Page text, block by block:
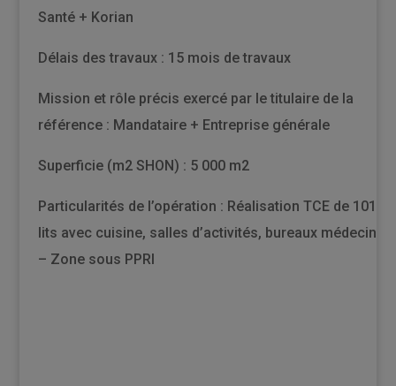
Santé + Korian
Délais des travaux : 15 mois de travaux
Mission et rôle précis exercé par le titulaire de la
référence : Mandataire + Entreprise générale
Superficie (m2 SHON) : 5 000 m2
Particularités de l’opération : Réalisation TCE de 101
lits avec cuisine, salles d’activités, bureaux médecins
– Zone sous PPRI